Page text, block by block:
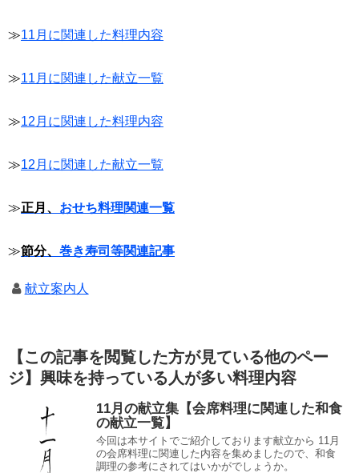
≫11月に関連した料理内容
≫11月に関連した献立一覧
≫12月に関連した料理内容
≫12月に関連した献立一覧
≫正月、 おせち料理関連一覧
≫節分、 巻き寿司等関連記事
献立案内人
【この記事を閲覧した方が見ている他のペー
ジ】興味を持っている人が多い料理内容
11月の献立集【会席料理に関連した和食
の献立一覧】
今回は本サイトでご紹介しております献立から 11月
の会席料理に関連した内容を集めましたので、和食
調理の参考にされてはいかがでしょうか。